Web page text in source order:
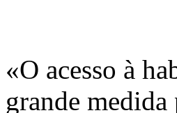
«O acesso à
grande medida